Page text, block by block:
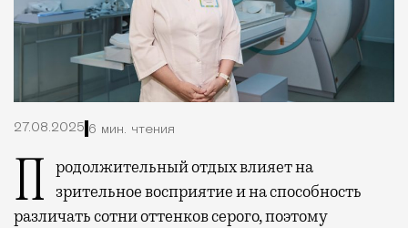
27.08.2025 6 мин. чтения
Продолжительный отдых влияет на
зрительное восприятие и на способность
различать сотни оттенков серого, поэтому